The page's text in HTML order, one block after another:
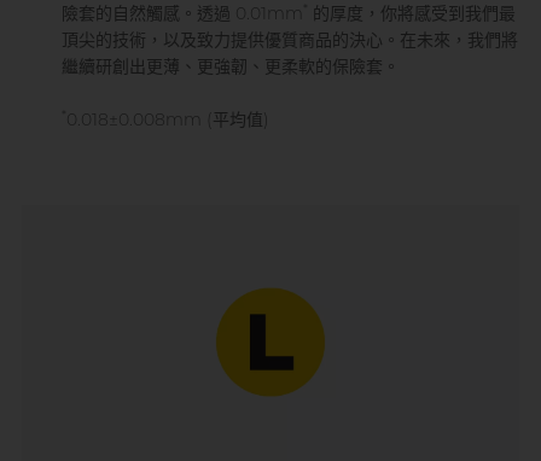
險套的自然觸感。透過 0.01mm
的厚度，你將感受到我們最
頂尖的技術，以及致力提供優質商品的決心。在未來，我們將
繼續研創出更薄、更強韌、更柔軟的保險套。
0.018±0.008mm (平均值)